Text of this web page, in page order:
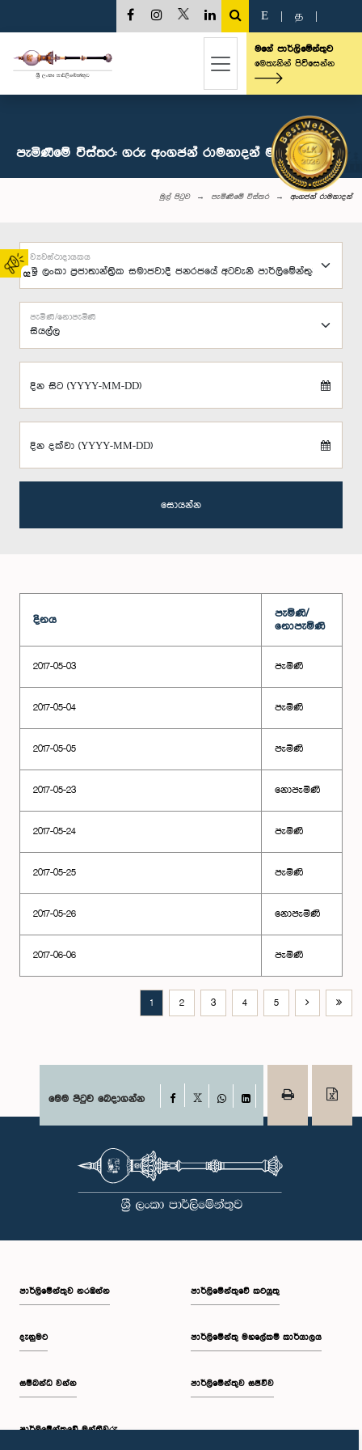
02
E த
මගේ පාර්ලිමේන්තුව
මෙතැනින් පිවිසෙන්න
පැමිණීමේ විස්තර: ගරු අංගජන් රාමනාදන් මහතා, පා.ම.
මුල් පිටුව පැමිණීමේ විස්තර අංගජන් රාමනාදන්
ව්‍යවස්ථාදායකය
පැමිණි/නොපැමිණි
දින සිට (YYYY-MM-DD)
දින දක්වා (YYYY-MM-DD)
සොයන්න
දිනය
පැමිණි/
නොපැමිණි
2017-05-03 පැමිණි
2017-05-04 පැමිණි
2017-05-05 පැමිණි
2017-05-23 නොපැමිණි
2017-05-24 පැමිණි
2017-05-25 පැමිණි
2017-05-26 නොපැමිණි
2017-06-06 පැමිණි
1 2 3 4 5
මෙම පිටුව බෙදාගන්න Facebook
WhatsAppLinkedIn
පාර්ලි‌මේන්තුව නරඹන්න
දැනුමට
සම්බන්ධ වන්න
පාර්ලි‌මේන්තුවේ මන්ත්‍රීවරු
පාර්ලිමේන්තුවේ කටයුතු
පාර්ලිමේන්තු මහලේකම් කාර්යාලය
පාර්ලිමේන්තුව සජීවීව